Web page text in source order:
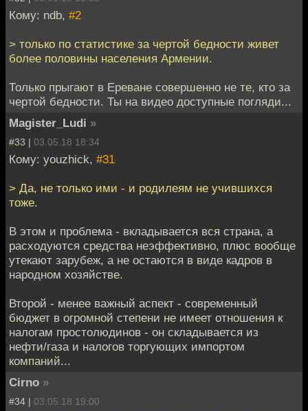
Кому: ndb, #2
> только по статистике за чертой бедности живет
более половины населения Армении.
Только прыгают в Ереване совершенно не те, кто за
чертой бедности. Ты на видео доступные погляди...
Magister_Ludi »
#33 | 03.05.18 18:34
Кому: youzhick, #31
> Да, не только ими - и родилеям не учившихся
тоже.
В этом и проблема - вкладывается вся страна, а
расходуются средства неэффективно, плюс вообще
утекают зарубеж, а не остаются в виде кадров в
народном хозяйстве.
Второй - менее важный аспект - современный
бюджет в огромной степени не имеет отношения к
налогам простолюдинов - он складывается из
нефти/газа и налогов торгующих импортом
компаний...
Cirno »
#34 | 03.05.18 19:00